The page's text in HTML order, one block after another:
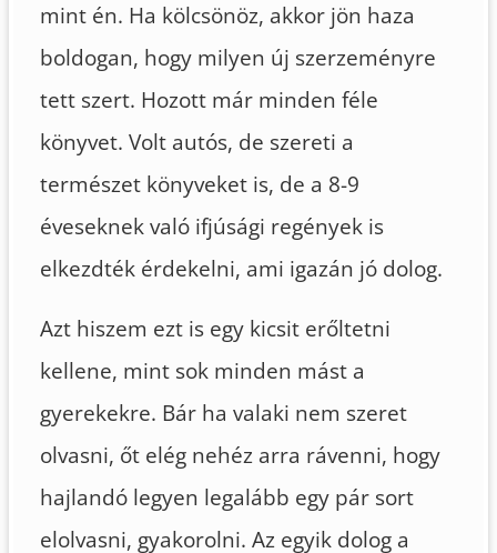
mint én. Ha kölcsönöz, akkor jön haza
boldogan, hogy milyen új szerzeményre
tett szert. Hozott már minden féle
könyvet. Volt autós, de szereti a
természet könyveket is, de a 8-9
éveseknek való ifjúsági regények is
elkezdték érdekelni, ami igazán jó dolog.
Azt hiszem ezt is egy kicsit erőltetni
kellene, mint sok minden mást a
gyerekekre. Bár ha valaki nem szeret
olvasni, őt elég nehéz arra rávenni, hogy
hajlandó legyen legalább egy pár sort
elolvasni, gyakorolni. Az egyik dolog a